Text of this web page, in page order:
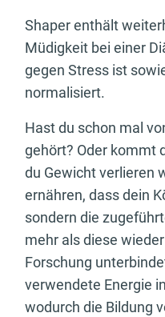
Shaper enthält
Müdigkeit bei einer
gegen Stress ist
normalisiert.
Hast du schon mal
gehört? Oder kommt
du Gewicht verlieren
ernähren, dass dein
sondern die
mehr als diese
Forschung
verwendete Energie
wodurch die Bildung